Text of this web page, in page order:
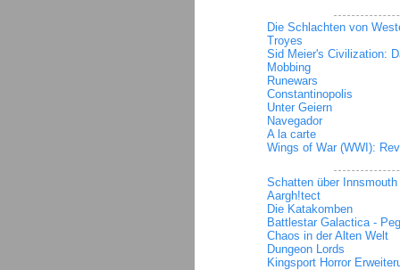
Die Schlachten von
Troyes
Sid Meier's Civilization:
Mobbing
Runewars
Constantinopolis
Unter Geiern
Navegador
A la carte
Wings of War (WWI):
Schatten über Innsmouth
Aargh!tect
Die Katakomben
Battlestar Galactica -
Chaos in der Alten Welt
Dungeon Lords
Kingsport Horror